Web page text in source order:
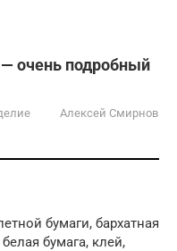
очень подробный
Алексей Смирнов
бумаги, бархатная
бумага, клей,